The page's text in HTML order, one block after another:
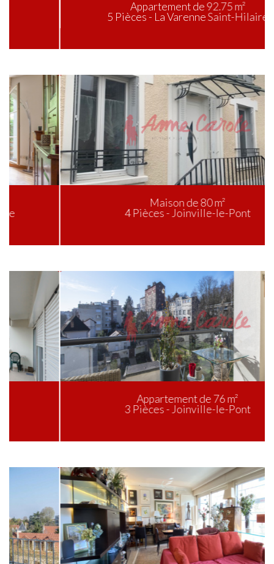
Appartement de 92.75 m²
5 Pièces - La Varenne Saint-Hilaire
Maison de 80 m²
4 Pièces - Joinville-le-Pont
Appartement de 76 m²
3 Pièces - Joinville-le-Pont